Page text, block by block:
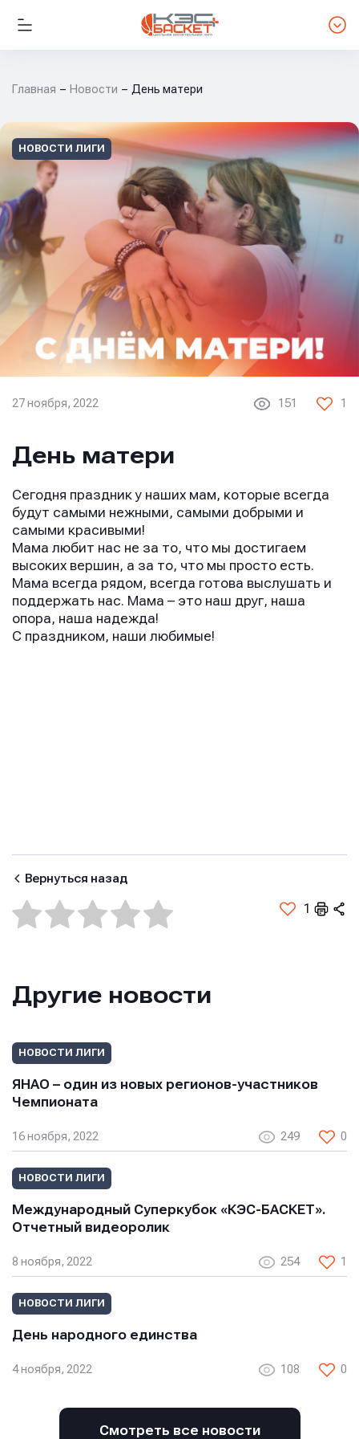
Главная Новости День матери
НОВОСТИ ЛИГИ
27 ноября, 2022 151 1
День матери
Сегодня праздник у наших мам, которые всегда
будут самыми нежными, самыми добрыми и
самыми красивыми!
Мама любит нас не за то, что мы достигаем
высоких вершин, а за то, что мы просто есть.
Мама всегда рядом, всегда готова выслушать и
поддержать нас. Мама – это наш друг, наша
опора, наша надежда!
С праздником, наши любимые!
Вернуться назад
1
Другие новости
НОВОСТИ ЛИГИ
ЯНАО – один из новых регионов-участников
Чемпионата
16 ноября, 2022 249 0
НОВОСТИ ЛИГИ
Международный Суперкубок «КЭС-БАСКЕТ».
Отчетный видеоролик
8 ноября, 2022 254 1
НОВОСТИ ЛИГИ
День народного единства
4 ноября, 2022 108 0
Смотреть все новости
E-mail
Телефон
Отправить
E-mail
Телефон
Отправить
Имя
Телефон
Сообщение